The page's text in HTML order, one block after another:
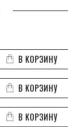
В КОРЗИНУ
В КОРЗИНУ
В КОРЗИНУ